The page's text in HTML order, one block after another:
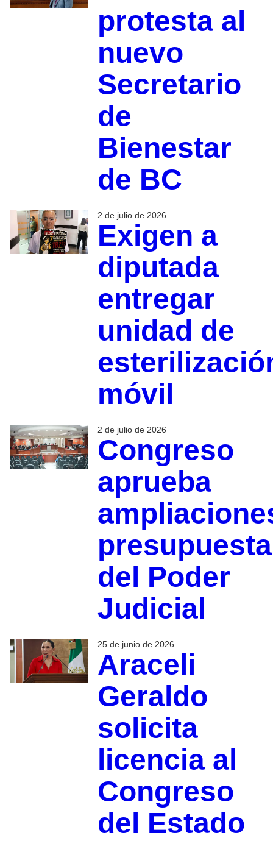
protesta al
nuevo
Secretario
de
Bienestar
de BC
2 de julio de 2026
Exigen a
diputada
entregar
unidad de
móvil
2 de julio de 2026
Congreso
aprueba
del Poder
Judicial
25 de junio de 2026
Araceli
Geraldo
solicita
licencia al
Congreso
del Estado